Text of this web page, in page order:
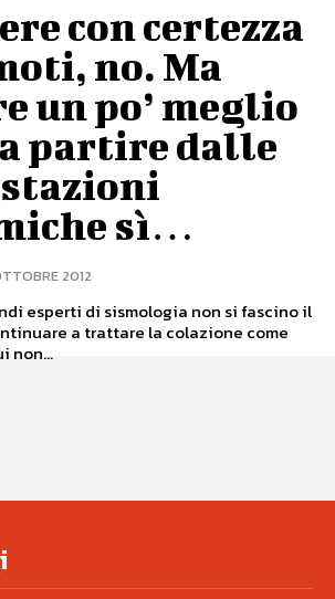
con certezza
no. Ma
un po’ meglio
partire dalle
sì…
2012
esperti di sismologia non si fascino il
a trattare la colazione come
non...